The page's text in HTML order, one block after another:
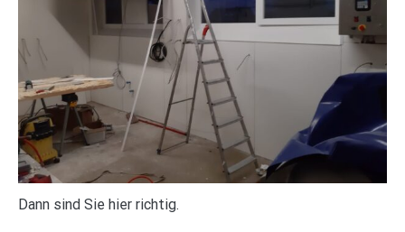
Dann sind Sie hier richtig.